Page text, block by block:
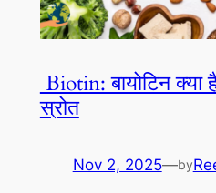
Biotin: बायोटिन
स्रोत
Nov 2, 2025—by